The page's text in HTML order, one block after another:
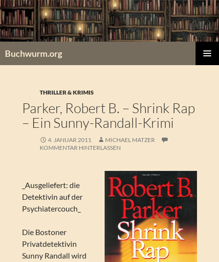
Zum
Inhalt
springen
Buchwurm.org
THRILLER & KRIMIS
Parker, Robert B. – Shrink Rap
– Ein Sunny-Randall-Krimi
4. JANUAR 2011
MICHAEL MATZER
KOMMENTAR HINTERLASSEN
_Ausgeliefert: die
Detektivin auf der
Psychiatercouch_
Die Bostoner
Privatdetektivin
Sunny Randall wird